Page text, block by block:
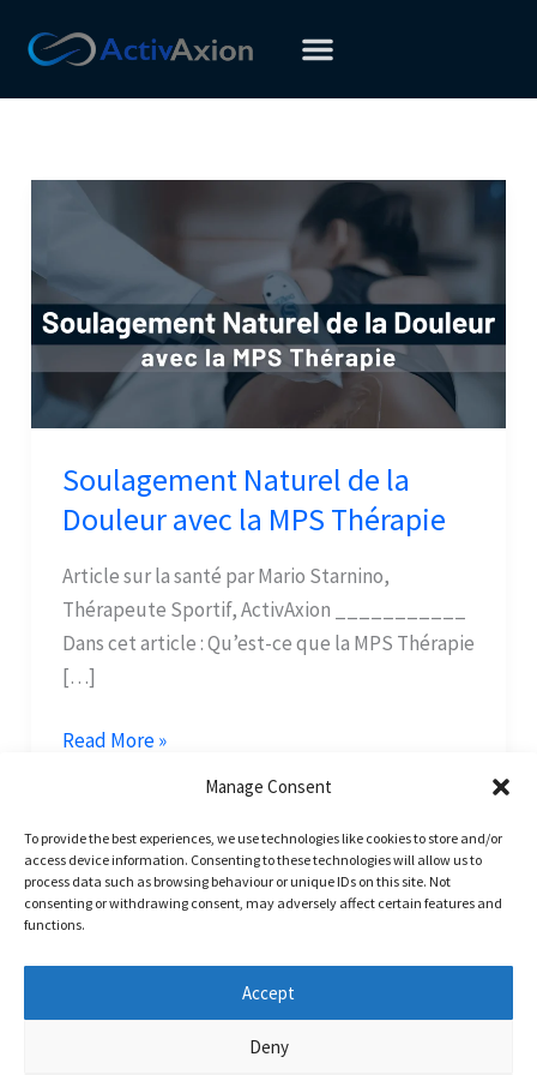
Manage Consent
To provide the best experiences, we use technologies like cookies to store and/or
access device information. Consenting to these technologies will allow us to
process data such as browsing behaviour or unique IDs on this site. Not
consenting or withdrawing consent, may adversely affect certain features and
functions.
Accept
Deny
Soulagement Naturel de la
Douleur avec la MPS Thérapie
Article sur la santé par Mario Starnino,
Thérapeute Sportif, ActivAxion ___________
Dans cet article : Qu’est-ce que la MPS Thérapie
[…]
Soulagement
Naturel
Douleur
la
MPS
Thérapie
Read More »
←Previous 1 2